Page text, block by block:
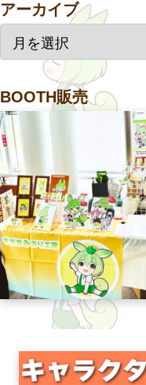
アーカイブ
BOOTH販売